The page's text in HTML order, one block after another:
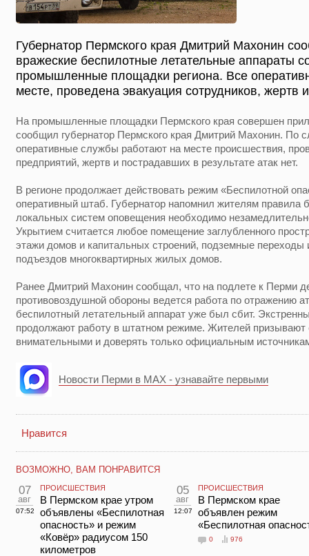
Губернатор Пермского края Дмитрий Махонин
вражеские беспилотные летательные аппараты
промышленные площадки региона. Все
месте, проведена эвакуация сотрудников, жертв
На промышленные площадки Пермского края совершен
сообщил губернатор Пермского края Дмитрий Махонин. По
оперативные службы работают на месте происшествия,
предприятий, жертв и пострадавших в результате атак нет.
В регионе продолжает действовать режим «Беспилотной
оперативный штаб. Губернатор напомнил жителям правила
локальных систем оповещения необходимо
Укрытием считается любое помещение заглубленного
этажи домов и капитальных строений, подземные переходы
подъездов многоквартирных жилых домов.
Ранее Дмитрий Махонин сообщал, что на подлете к Перми
противовоздушной обороны ведется работа по отражению
беспилотный летательный аппарат уже был сбит.
продолжают работу в штатном режиме. Жителей призывают
внимательными и доверять только официальным
Новости Перми в MAX - узнавайте первыми
Нравится
ВОЗМОЖНО, ВАМ ПОНРАВИТСЯ
07
авг
07:52
ПРОИСШЕСТВИЯ
В Пермском крае утром
объявлены «Беспилотная
опасность» и режим
«Ковёр» радиусом 150
километров
05
авг
12:07
ПРОИСШЕСТВИЯ
В Пермском крае
объявлен режим
«Беспилотная
0 976